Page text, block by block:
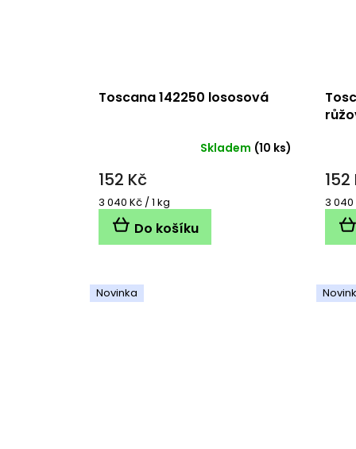
Toscana 142250 lososová
Skladem (10 ks)
152 Kč
Měrná
cena:
3 040 Kč / 1 kg
Do košíku
152
cena:
3 040
Novinka